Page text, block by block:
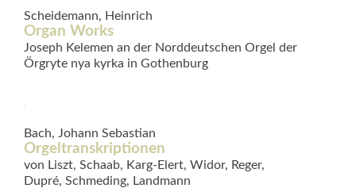
Scheidemann, Heinrich
Organ Works
Joseph Kelemen an der Norddeutschen Orgel der
Örgryte nya kyrka in Gothenburg
Bach, Johann Sebastian
Orgeltranskriptionen
von Liszt, Schaab, Karg-Elert, Widor, Reger,
Dupré, Schmeding, Landmann